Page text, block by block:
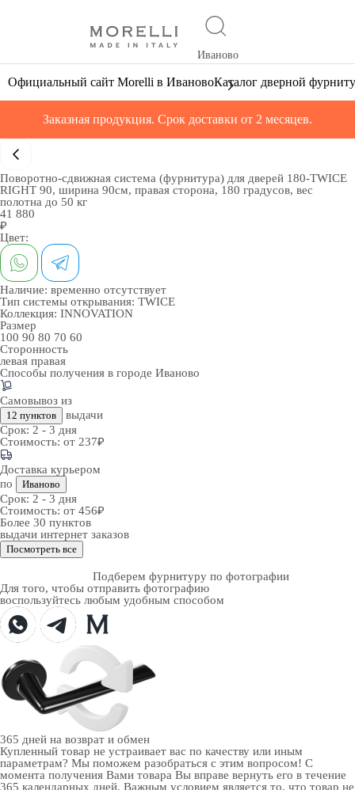
Иваново
Официальный сайт Morelli в ИвановоКаталог дверной
Заказная продукция. Срок доставки от 2 месяцев.
Поворотно-сдвижная система (фурнитура) для дверей 180-TWICE
RIGHT 90, ширина 90см, правая сторона, 180 градусов, вес
полотна до 50 кг
41 880
₽
Цвет:
Наличие: временно отсутствует
Тип системы открывания: TWICE
Коллекция: INNOVATION
Размер
100 90 80 70 60
Сторонность
левая правая
Способы получения в городе Иваново
Самовывоз из
12 пунктов
выдачи
Срок: 2 - 3 дня
Стоимость: от 237₽
Доставка курьером
по
Иваново
Срок: 2 - 3 дня
Стоимость: от 456₽
Более 30 пунктов
выдачи интернет заказов
Посмотреть все
Подберем фурнитуру по фотографии
Для того, чтобы отправить фотографию
воспользуйтесь любым удобным способом
365 дней на возврат и обмен
Купленный товар не устраивает вас по качеству или иным
параметрам? Мы поможем разобраться с этим вопросом! С
момента получения Вами товара Вы вправе вернуть его в течение
365 календарных дней. Важным условием является то, что товар не